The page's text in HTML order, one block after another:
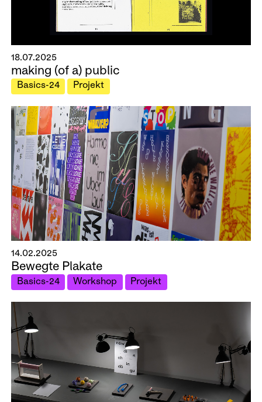
18.07.2025
making (of a) public
Basics-24 Projekt
14.02.2025
Bewegte Plakate
Basics-24 Workshop Projekt